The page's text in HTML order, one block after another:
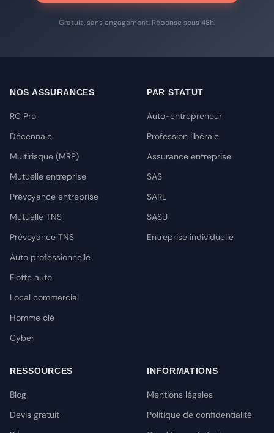
Gratuit, sans engagement. Réponse sous 48h.
NOS ASSURANCES
RC Pro
Décennale
Multirisque (MRP)
Mutuelle entreprise
Prévoyance entreprise
Mutuelle TNS
Prévoyance TNS
Auto professionnelle
Flotte auto
Local commercial
Homme clé
Cyber
PAR STATUT
Auto-entrepreneur
Profession libérale
Assurance entreprise
SAS
SARL
SASU
Entreprise individuelle
RESSOURCES
Blog
Devis gratuit
INFORMATIONS
Mentions légales
Politique de confidentialité